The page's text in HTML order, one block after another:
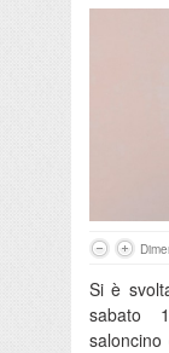
Si è
sabato